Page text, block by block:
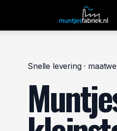
Overslaan naar inhoud
Snelle levering ·